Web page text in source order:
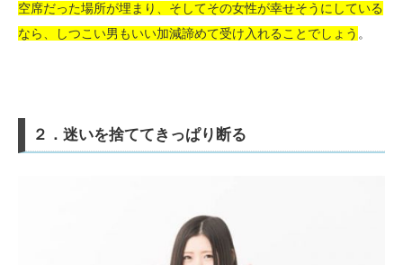
空席だった場所が埋まり、そしてその女性が幸せそうにしている
なら、しつこい男もいい加減諦めて受け入れることでしょう 。
２．迷いを捨ててきっぱり断る